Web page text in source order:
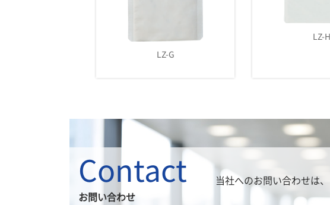
LZ-I
お問い合わせ
Contact 当社へのお問い合わせは、